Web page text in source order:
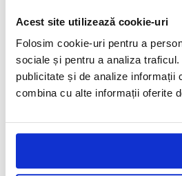
Acest site utilizează cookie-uri
Folosim cookie-uri pentru a
sociale și pentru a analiza
publicitate și de analize
combina cu alte informații oferite
Galeski
Hi-Cut
Klindex